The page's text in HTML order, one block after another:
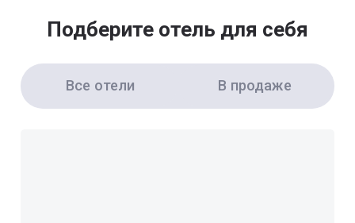
Подберите отель для себя
Все отели В продаже